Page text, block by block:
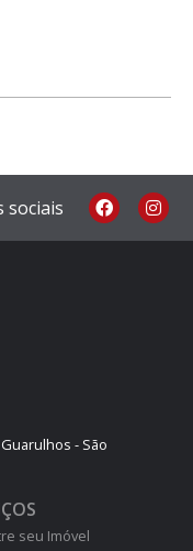
sociais
- São
seu Imóvel